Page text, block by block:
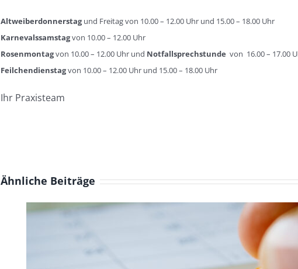
Altweiberdonnerstagund Freitag von 10.00 – 12.00 Uhr und 15.00 – 18.00 Uhr
Karnevalssamstagvon 10.00 – 12.00 Uhr
Rosenmontagvon 10.00 – 12.00 Uhr und Notfallsprechstunde von 16.00 – 17.00
Feilchendienstagvon 10.00 – 12.00 Uhr und 15.00 – 18.00 Uhr
Ihr Praxisteam
Ähnliche Beiträge